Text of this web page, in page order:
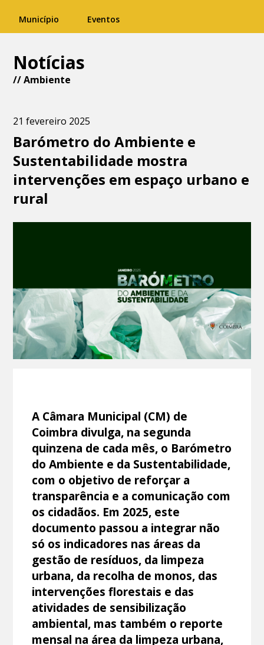
Município Eventos
Notícias
//Ambiente
21 fevereiro 2025
Barómetro do Ambiente e
Sustentabilidade mostra
intervenções em espaço urbano e
rural
A Câmara Municipal (CM) de
Coimbra divulga, na segunda
quinzena de cada mês, o Barómetro
do Ambiente e da Sustentabilidade,
com o objetivo de reforçar a
transparência e a comunicação com
os cidadãos. Em 2025, este
documento passou a integrar não
só os indicadores nas áreas da
gestão de resíduos, da limpeza
urbana, da recolha de monos, das
intervenções florestais e das
atividades de sensibilização
ambiental, mas também o reporte
mensal na área da limpeza urbana,